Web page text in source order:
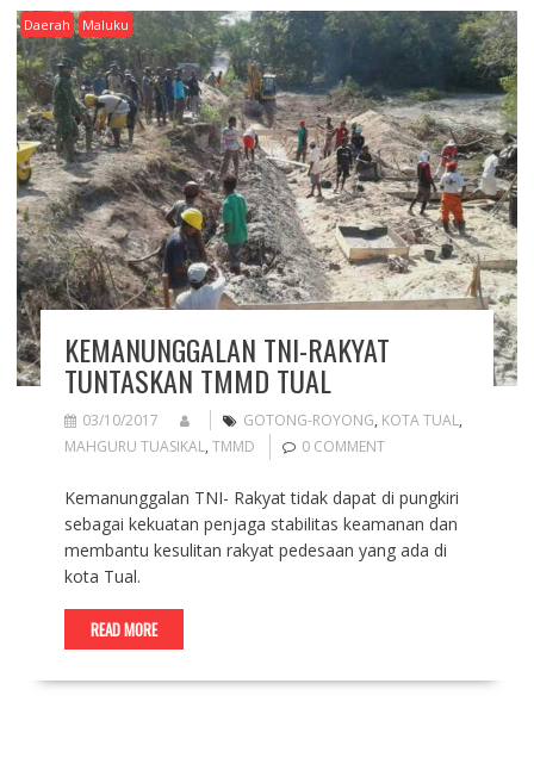
Daerah Maluku
KEMANUNGGALAN TNI-RAKYAT
TUNTASKAN TMMD TUAL
03/10/2017 GOTONG-ROYONG, KOTA TUAL,
MAHGURU TUASIKAL, TMMD 0 COMMENT
Kemanunggalan TNI- Rakyat tidak dapat di pungkiri
sebagai kekuatan penjaga stabilitas keamanan dan
membantu kesulitan rakyat pedesaan yang ada di
kota Tual.
READ MORE